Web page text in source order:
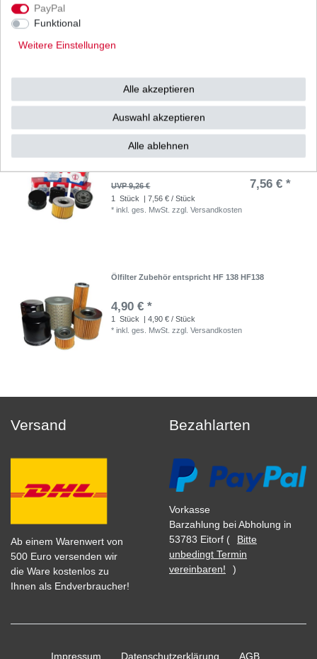
1 Stück | 10,17 € / Stück
inkl. ges. MwSt.zzgl.Versandkosten
UVP 9,26 € 7,56 € *
1 Stück
| 7,56 € / Stück
*inkl. ges. MwSt. zzgl.Versandkosten
Ölfilter Zubehör entspricht HF 138 HF138
4,90 € *
1 Stück
| 4,90 € / Stück
*inkl. ges. MwSt. zzgl.Versandkosten
Versand
Ab einem Warenwert von
500 Euro versenden wir
die Ware kostenlos zu
Ihnen als Endverbraucher!
Bezahlarten
Vorkasse
Barzahlung bei Abholung in
53783 Eitorf (
Bitte
unbedingt Termin
vereinbaren!
)
Impressum Daten­schutz­erklärung AGB
PayPal
Funktional
Weitere Einstellungen
Alle akzeptieren
Auswahl akzeptieren
Alle ablehnen